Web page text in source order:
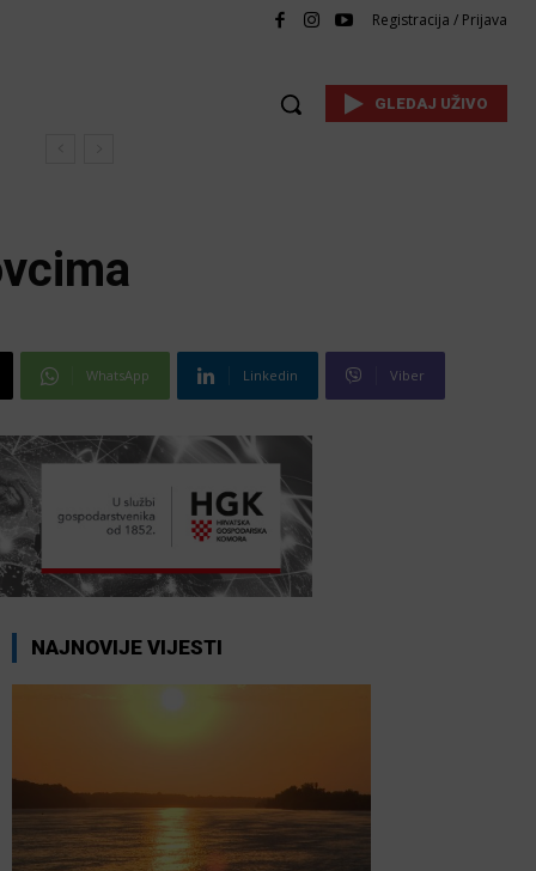
Registracija / Prijava
GLEDAJ UŽIVO
WhatsApp Linkedin Viber
NAJNOVIJE VIJESTI